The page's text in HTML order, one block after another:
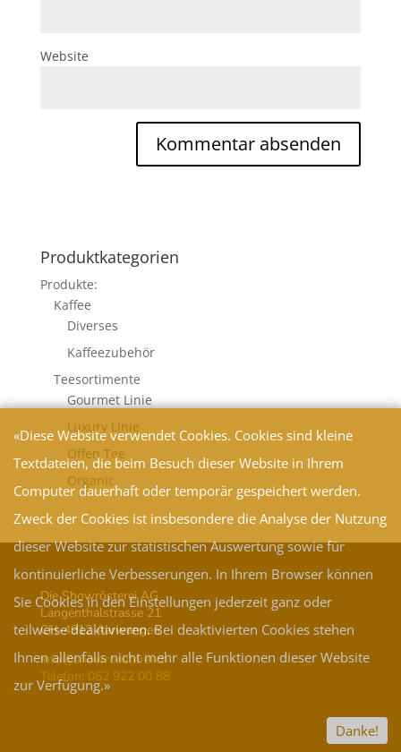
Website
Produktkategorien
Produkte:
Kaffee
Diverses
Kaffeezubehör
Teesortimente
Gourmet Linie
Luxury Linie
Offen Tee
Organic
Die Showrösterei AG
Langenthalstrasse 21
CH-4912 Aarwangen
info@showroesterei.ch
Telefon: 062 922 00 88
«Diese Website verwendet Cookies. Cookies sind kleine
Textdateien, die beim Besuch dieser Website in Ihrem
Computer dauerhaft oder temporär gespeichert werden.
Zweck der Cookies ist insbesondere die Analyse der Nutzung
dieser Website zur statistischen Auswertung sowie für
kontinuierliche Verbesserungen. In Ihrem Browser können
Sie Cookies in den Einstellungen jederzeit ganz oder
teilweise deaktivieren. Bei deaktivierten Cookies stehen
Ihnen allenfalls nicht mehr alle Funktionen dieser Website
zur Verfügung.»
Danke!